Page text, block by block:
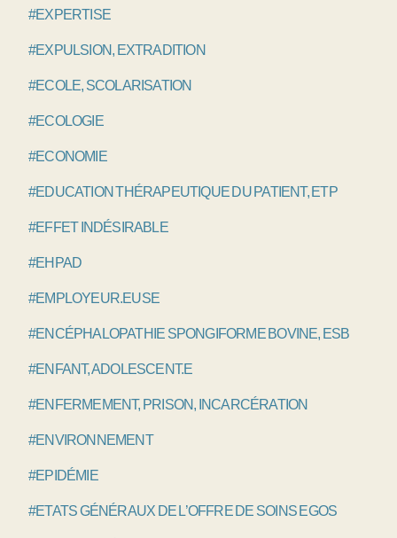
#EXPERTISE
#EXPULSION, EXTRADITION
#ECOLE, SCOLARISATION
#ECOLOGIE
#ECONOMIE
#EDUCATION THÉRAPEUTIQUE DU PATIENT, ETP
#EFFET INDÉSIRABLE
#EHPAD
#EMPLOYEUR.EUSE
#ENCÉPHALOPATHIE SPONGIFORME BOVINE, ESB
#ENFANT, ADOLESCENT.E
#ENFERMEMENT, PRISON, INCARCÉRATION
#ENVIRONNEMENT
#EPIDÉMIE
#ETATS GÉNÉRAUX DE L’OFFRE DE SOINS EGOS